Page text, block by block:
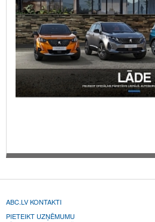
ABC.LV KONTAKTI
PIETEIKT UZŅĒMUMU